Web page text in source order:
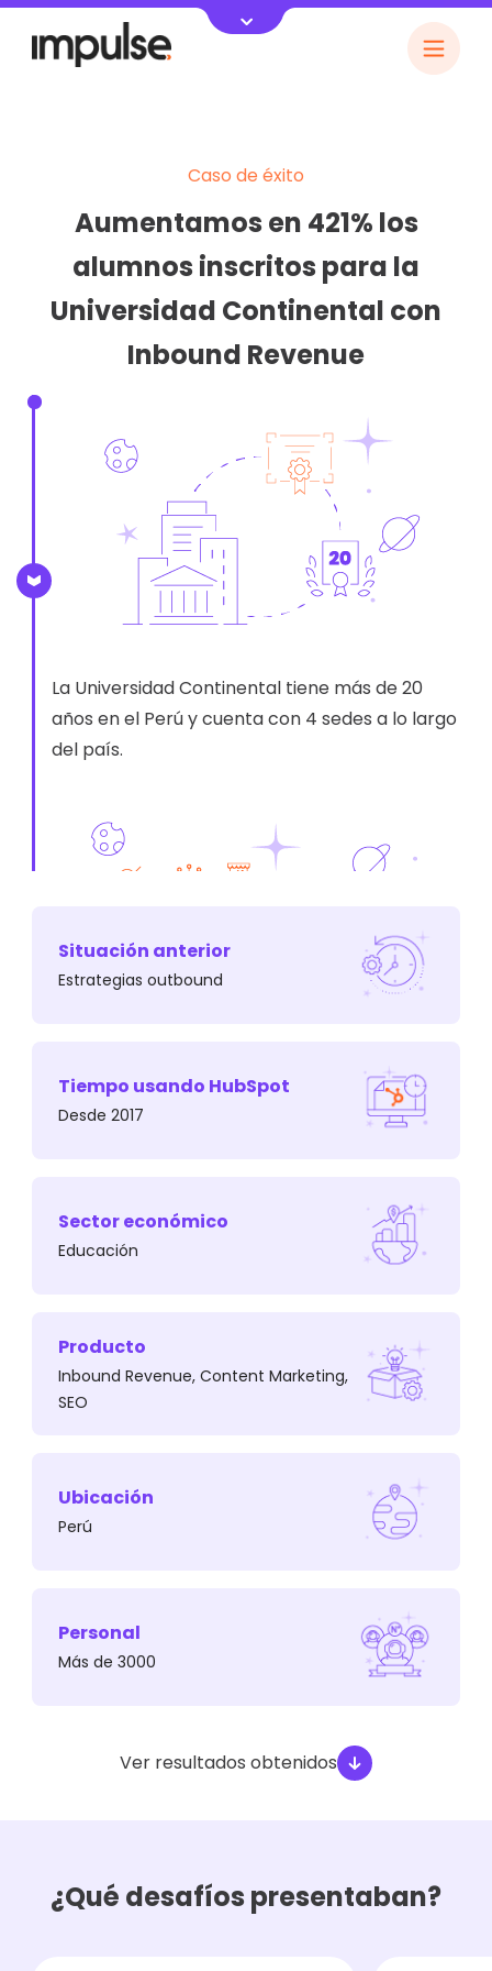
Caso de éxito
Aumentamos en 421% los
alumnos inscritos para la
Universidad Continental con
Inbound Revenue
La Universidad Continental tiene más de 20
años en el Perú y cuenta con 4 sedes a lo largo
del país.
¿Cuál era el desafío?
institucionales.
compra de los contactos.
Situación anterior
Estrategias outbound
Tiempo usando HubSpot
Desde 2017
Sector económico
Educación
Producto
Inbound Revenue, Content Marketing,
SEO
Ubicación
Perú
Personal
Más de 3000
Ver resultados obtenidos
¿Qué desafíos presentaban?